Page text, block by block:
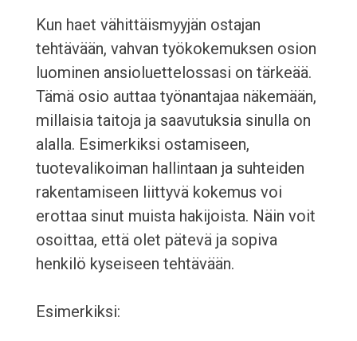
Kun haet vähittäismyyjän ostajan
tehtävään, vahvan työkokemuksen osion
luominen ansioluettelossasi on tärkeää.
Tämä osio auttaa työnantajaa näkemään,
millaisia taitoja ja saavutuksia sinulla on
alalla. Esimerkiksi ostamiseen,
tuotevalikoiman hallintaan ja suhteiden
rakentamiseen liittyvä kokemus voi
erottaa sinut muista hakijoista. Näin voit
osoittaa, että olet pätevä ja sopiva
henkilö kyseiseen tehtävään.
Esimerkiksi: